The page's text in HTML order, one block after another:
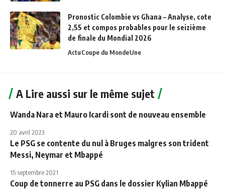
Pronostic Colombie vs Ghana – Analyse, cote
2,55 et compos probables pour le seizième
de finale du Mondial 2026
ActuCoupe du MondeUne
A Lire aussi sur le même sujet
Wanda Nara et Mauro Icardi sont de nouveau ensemble
20 avril 2023
Le PSG se contente du nul à Bruges malgres son trident
Messi, Neymar et Mbappé
15 septembre 2021
Coup de tonnerre au PSG dans le dossier Kylian Mbappé